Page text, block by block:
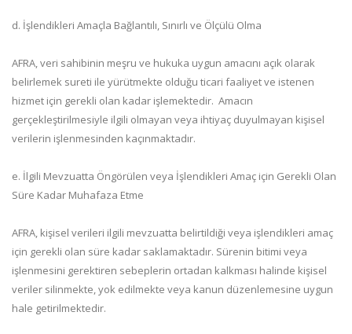
d. İşlendikleri Amaçla Bağlantılı, Sınırlı ve Ölçülü Olma
AFRA, veri sahibinin meşru ve hukuka uygun amacını açık olarak
belirlemek sureti ile yürütmekte olduğu ticari faaliyet ve istenen
hizmet için gerekli olan kadar işlemektedir. Amacın
gerçekleştirilmesiyle ilgili olmayan veya ihtiyaç duyulmayan kişisel
verilerin işlenmesinden kaçınmaktadır.
e. İlgili Mevzuatta Öngörülen veya İşlendikleri Amaç için Gerekli Olan
Süre Kadar Muhafaza Etme
AFRA, kişisel verileri ilgili mevzuatta belirtildiği veya işlendikleri amaç
için gerekli olan süre kadar saklamaktadır. Sürenin bitimi veya
işlenmesini gerektiren sebeplerin ortadan kalkması halinde kişisel
veriler silinmekte, yok edilmekte veya kanun düzenlemesine uygun
hale getirilmektedir.